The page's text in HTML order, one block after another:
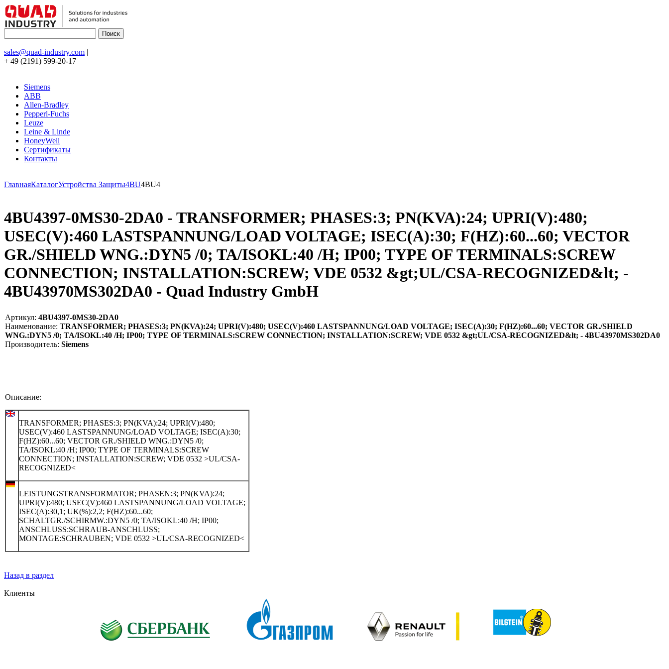
sales@quad-industry.com |
+ 49 (2191) 599-20-17
Siemens
ABB
Allen-Bradley
Pepperl-Fuchs
Leuze
Leine & Linde
HoneyWell
Сертификаты
Контакты
ГлавнаяКаталогУстройства Защиты4BU4BU4
4BU4397-0MS30-2DA0 - TRANSFORMER; PHASES:3; PN(KVA):24; UPRI(V):480;
USEC(V):460 LASTSPANNUNG/LOAD VOLTAGE; ISEC(A):30; F(HZ):60...60; VECTOR
GR./SHIELD WNG.:DYN5 /0; TA/ISOKL:40 /H; IP00; TYPE OF TERMINALS:SCREW
CONNECTION; INSTALLATION:SCREW; VDE 0532 &gt;UL/CSA-RECOGNIZED&lt; -
4BU43970MS302DA0 - Quad Industry GmbH
Артикул: 4BU4397-0MS30-2DA0
Наименование: TRANSFORMER; PHASES:3; PN(KVA):24; UPRI(V):480; USEC(V):460 LASTSPANNUNG/LOAD VOLTAGE; ISEC(A):30; F(HZ):60...60; VECTOR GR./SHIELD
WNG.:DYN5 /0; TA/ISOKL:40 /H; IP00; TYPE OF TERMINALS:SCREW CONNECTION; INSTALLATION:SCREW; VDE 0532 &gt;UL/CSA-RECOGNIZED&lt; - 4BU43970MS302DA0
Производитель: Siemens
Описание:
TRANSFORMER; PHASES:3; PN(KVA):24; UPRI(V):480;
USEC(V):460 LASTSPANNUNG/LOAD VOLTAGE; ISEC(A):30;
F(HZ):60...60; VECTOR GR./SHIELD WNG.:DYN5 /0;
TA/ISOKL:40 /H; IP00; TYPE OF TERMINALS:SCREW
CONNECTION; INSTALLATION:SCREW; VDE 0532 >UL/CSA-
RECOGNIZED<
LEISTUNGSTRANSFORMATOR; PHASEN:3; PN(KVA):24;
UPRI(V):480; USEC(V):460 LASTSPANNUNG/LOAD VOLTAGE;
ISEC(A):30,1; UK(%):2,2; F(HZ):60...60;
SCHALTGR./SCHIRMW.:DYN5 /0; TA/ISOKL:40 /H; IP00;
ANSCHLUSS:SCHRAUB-ANSCHLUSS;
MONTAGE:SCHRAUBEN; VDE 0532 >UL/CSA-RECOGNIZED<
Назад в раздел
Клиенты